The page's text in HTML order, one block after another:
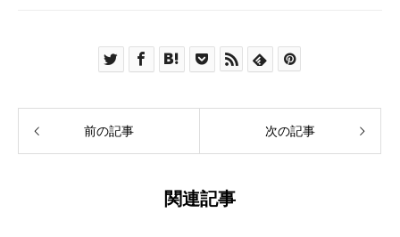
前の記事 次の記事
関連記事